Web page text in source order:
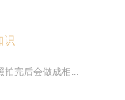
识
拍完后会做成相...